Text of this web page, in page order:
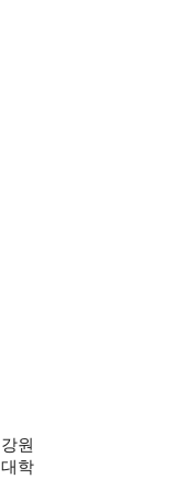
강원
대학